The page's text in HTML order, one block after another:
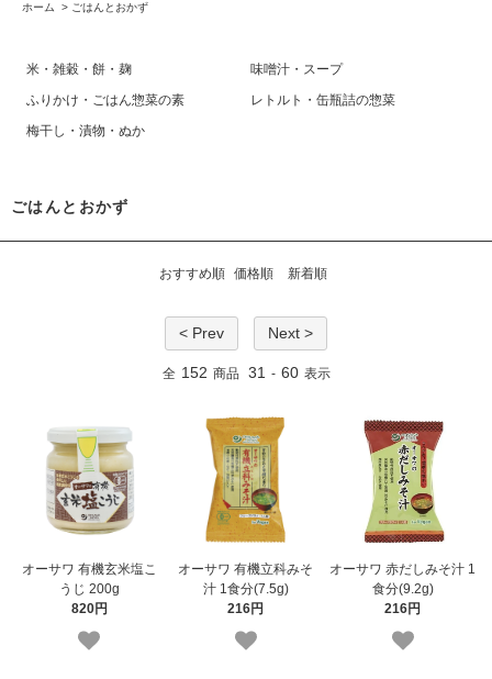
ホーム > ごはんとおかず
米・雑穀・餅・麹
味噌汁・スープ
ふりかけ・ごはん惣菜の素
レトルト・缶瓶詰の惣菜
梅干し・漬物・ぬか
ごはんとおかず
おすすめ順 価格順 新着順
< Prev Next >
全 152 商品 31 - 60 表示
オーサワ 有機玄米塩こ
うじ 200g
820円
オーサワ 有機立科みそ
汁 1食分(7.5g)
216円
オーサワ 赤だしみそ汁 1
食分(9.2g)
216円